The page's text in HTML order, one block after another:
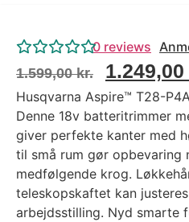
0 reviews
1.599,00kr. 1.249,00
Husqvarna Aspire™ T28-
Denne 18v batteritrimmer
giver perfekte kanter med
til små rum gør opbevaring
medfølgende krog.
teleskopskaftet kan
arbejdsstilling. Nyd smarte